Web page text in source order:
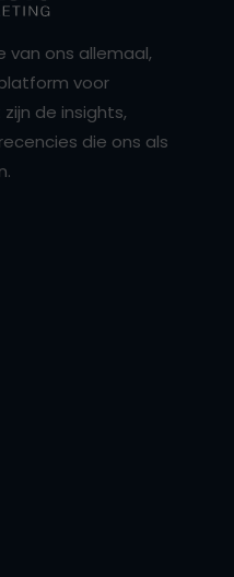
van ons allemaal,
voor
de insights,
die ons als